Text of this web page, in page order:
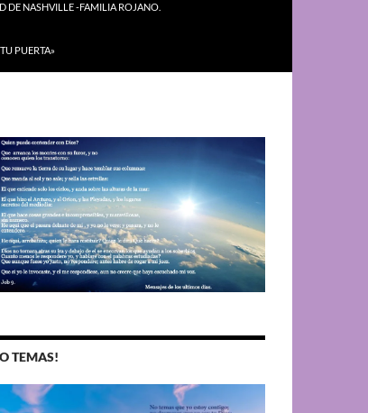
NASHVILLE -FAMILIA ROJANO.
PUERTA»
TEMAS!